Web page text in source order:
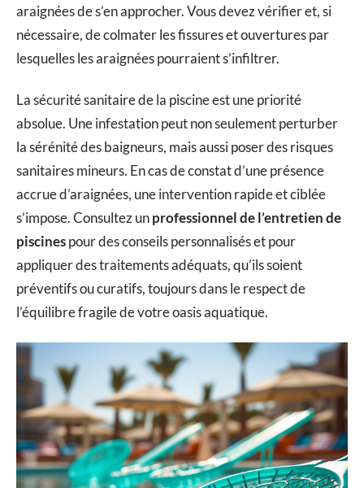
araignées de s’en approcher. Vous devez vérifier et, si
nécessaire, de colmater les fissures et ouvertures par
lesquelles les araignées pourraient s’infiltrer.
La sécurité sanitaire de la piscine est une priorité
absolue. Une infestation peut non seulement perturber
la sérénité des baigneurs, mais aussi poser des risques
sanitaires mineurs. En cas de constat d’une présence
accrue d’araignées, une intervention rapide et ciblée
s’impose. Consultez unprofessionnel de l’entretien de
piscinespour des conseils personnalisés et pour
appliquer des traitements adéquats, qu’ils soient
préventifs ou curatifs, toujours dans le respect de
l’équilibre fragile de votre oasis aquatique.